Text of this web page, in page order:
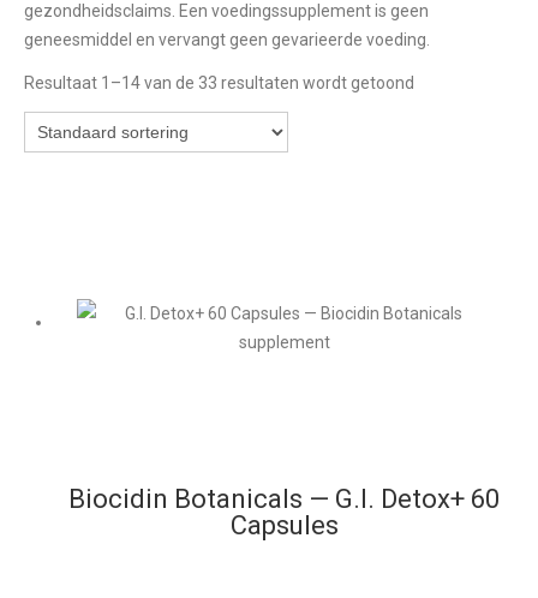
gezondheidsclaims. Een voedingssupplement is geen
geneesmiddel en vervangt geen gevarieerde voeding.
Resultaat 1–14 van de 33 resultaten wordt getoond
Biocidin Botanicals — G.I. Detox+ 60
Capsules